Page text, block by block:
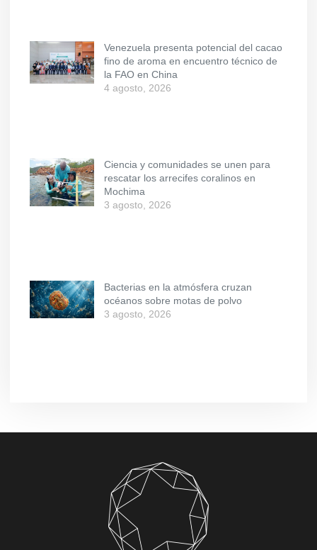
Venezuela presenta potencial del cacao
fino de aroma en encuentro técnico de
la FAO en China
4 agosto, 2026
Ciencia y comunidades se unen para
rescatar los arrecifes coralinos en
Mochima
3 agosto, 2026
Bacterias en la atmósfera cruzan
océanos sobre motas de polvo
3 agosto, 2026